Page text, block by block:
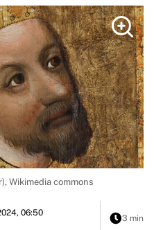
Wikimedia commons
06:50
3 min